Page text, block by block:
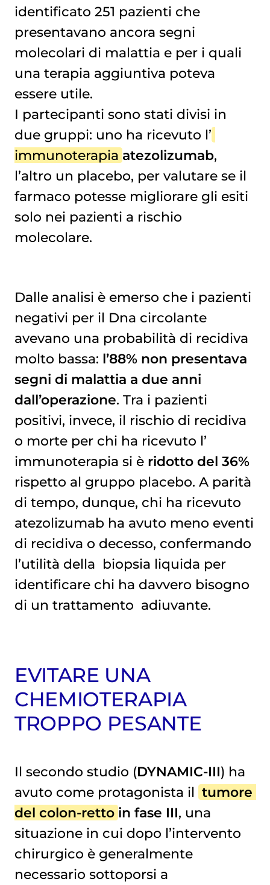
identificato 251 pazienti che
presentavano ancora segni
molecolari di malattia e per i quali
una terapia aggiuntiva poteva
essere utile.
I partecipanti sono stati divisi in
due gruppi: uno ha ricevuto l’
immunoterapia atezolizumab,
l’altro un placebo, per valutare se il
farmaco potesse migliorare gli esiti
solo nei pazienti a rischio
molecolare.
Dalle analisi è emerso che i pazienti
negativi per il Dna circolante
avevano una probabilità di recidiva
molto bassa: l’88% non presentava
segni di malattia a due anni
dall’operazione. Tra i pazienti
positivi, invece, il rischio di recidiva
o morte per chi ha ricevuto l’
immunoterapia si è ridotto del 36%
rispetto al gruppo placebo. A parità
di tempo, dunque, chi ha ricevuto
atezolizumab ha avuto meno eventi
di recidiva o decesso, confermando
l’utilità della biopsia liquida per
identificare chi ha davvero bisogno
di un trattamento adiuvante.
EVITARE UNA
CHEMIOTERAPIA
TROPPO PESANTE
Il secondo studio (DYNAMIC-III) ha
avuto come protagonista il tumore
del colon-rettoin fase III, una
situazione in cui dopo l’intervento
chirurgico è generalmente
necessario sottoporsi a